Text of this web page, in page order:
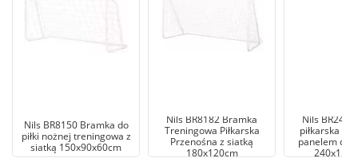
Nils BR8150 Bramka do
piłki nożnej treningowa z
siatką 150x90x60cm
Nils BR8182 Bramka
Treningowa Piłkarska
Przenośna z siatką
180x120cm
Nils
piłkarska
panelem do